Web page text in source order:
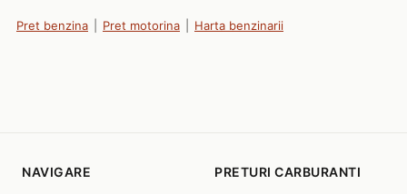
Pret benzina Pret motorina Harta benzinarii
NAVIGARE PRETURI CARBURANTI